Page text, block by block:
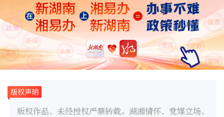
版权作品，未经授权严禁转载。湖湘情怀，党媒立场，